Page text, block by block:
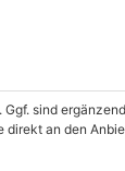
sind
direkt an den